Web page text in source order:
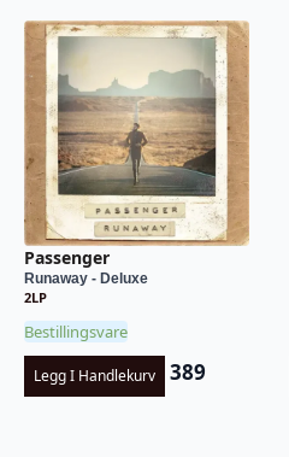
Passenger
Runaway - Deluxe
2LP
Bestillingsvare
Legg I Handlekurv 389